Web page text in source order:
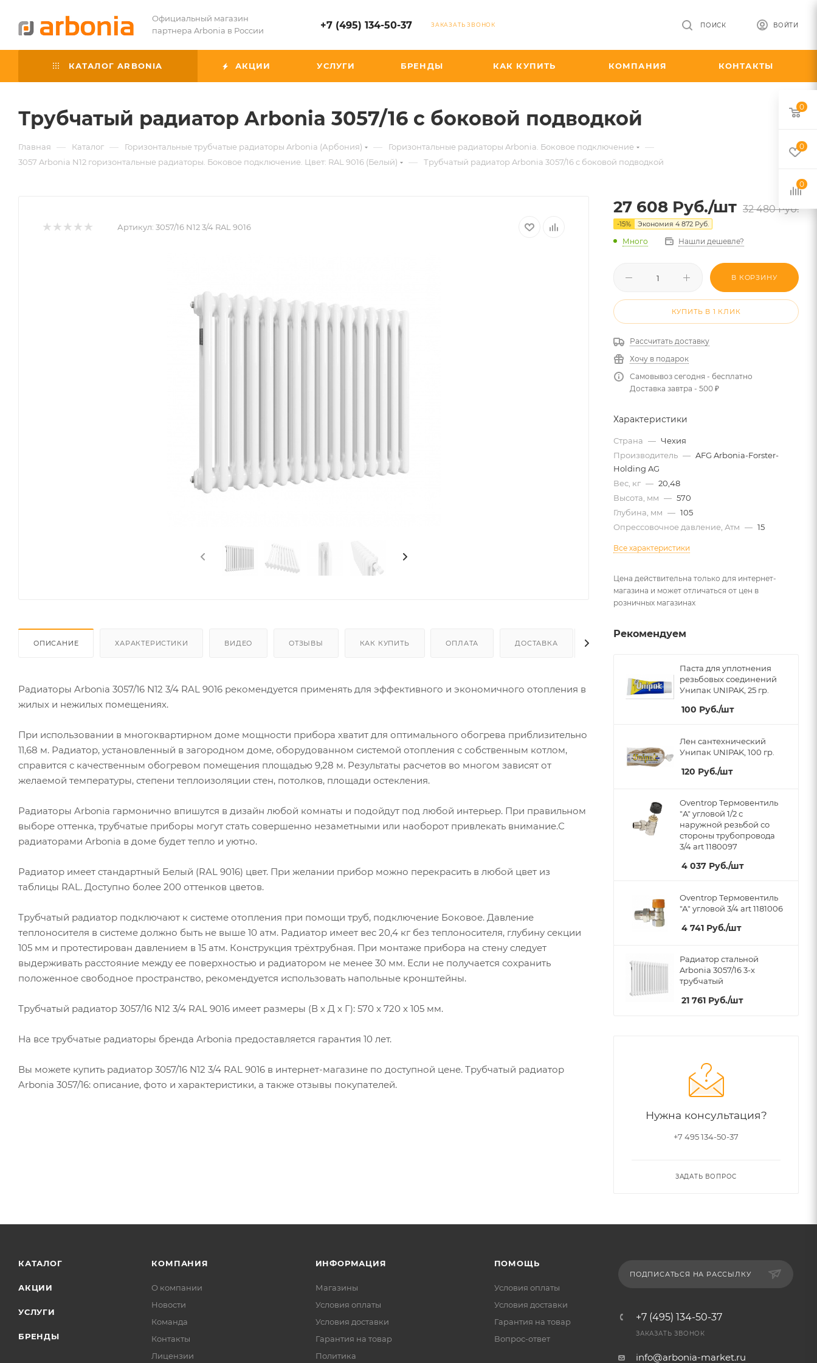
Официальный магазин
партнера Arbonia в России
+7 (495) 134-50-37 ЗАКАЗАТЬ ЗВОНОК ВОЙТИ
ПОИСК
КАТАЛОГ ARBONIA АКЦИИ УСЛУГИ БРЕНДЫ КАК КУПИТЬ КОМПАНИЯ КОНТАКТЫ
Трубчатый радиатор Arbonia 3057/16 с боковой подводкой
Главная — Каталог — Горизонтальные трубчатые радиаторы Arbonia (Арбония) — Горизонтальные радиаторы Arbonia. Боковое подключение —
3057 Arbonia N12 горизонтальные радиаторы. Боковое подключение. Цвет: RAL 9016 (Белый) — Трубчатый радиатор Arbonia 3057/16 с боковой подводкой
Артикул: 3057/16 N12 3/4 RAL 9016
ОПИСАНИЕ ХАРАКТЕРИСТИКИ ВИДЕО ОТЗЫВЫ КАК КУПИТЬ ОПЛАТА ДОСТАВКА
Радиаторы Arbonia 3057/16 N12 3/4 RAL 9016 рекомендуется применять для эффективного и экономичного отопления в
жилых и нежилых помещениях.
При использовании в многоквартирном доме мощности прибора хватит для оптимального обогрева приблизительно
11,68 м. Радиатор, установленный в загородном доме, оборудованном системой отопления с собственным котлом,
справится с качественным обогревом помещения площадью 9,28 м. Результаты расчетов во многом зависят от
желаемой температуры, степени теплоизоляции стен, потолков, площади остекления.
Радиаторы Arbonia гармонично впишутся в дизайн любой комнаты и подойдут под любой интерьер. При правильном
выборе оттенка, трубчатые приборы могут стать совершенно незаметными или наоборот привлекать внимание.С
радиаторами Аrbonia в доме будет тепло и уютно.
Радиатор имеет стандартный Белый (RAL 9016) цвет. При желании прибор можно перекрасить в любой цвет из
таблицы RAL. Доступно более 200 оттенков цветов.
Трубчатый радиатор подключают к системе отопления при помощи труб, подключение Боковое. Давление
теплоносителя в системе должно быть не выше 10 атм. Радиатор имеет вес 20,4 кг без теплоносителя, глубину секции
105 мм и протестирован давлением в 15 атм. Конструкция трёхтрубная. При монтаже прибора на стену следует
выдерживать расстояние между ее поверхностью и радиатором не менее 30 мм. Если не получается сохранить
положенное свободное пространство, рекомендуется использовать напольные кронштейны.
Трубчатый радиатор 3057/16 N12 3/4 RAL 9016 имеет размеры (В x Д x Г): 570 x 720 x 105 мм.
На все трубчатые радиаторы бренда Аrbonia предоставляется гарантия 10 лет.
Вы можете купить радиатор 3057/16 N12 3/4 RAL 9016 в интернет-магазине по доступной цене. Трубчатый радиатор
Arbonia 3057/16: описание, фото и характеристики, а также отзывы покупателей.
27 608 Руб./шт 32 480Руб.
-15% Экономия 4 872 Руб.
Много Нашли дешевле?
В КОРЗИНУ
КУПИТЬ В 1 КЛИК
Рассчитать доставку
Хочу в подарок
Самовывоз сегодня - бесплатно
Доставка завтра - 500 ₽
Характеристики
Страна — Чехия
Производитель — AFG Arbonia-Forster-
Holding AG
Вес, кг — 20,48
Высота, мм — 570
Глубина, мм — 105
Опрессовочное давление, Атм — 15
Все характеристики
Цена действительна только для интернет-
магазина и может отличаться от цен в
розничных магазинах
Рекомендуем
Паста для уплотнения
резьбовых соединений
Унипак UNIPAK, 25 гр.
100 Руб./шт
Лен сантехнический
Унипак UNIPAK, 100 гр.
120 Руб./шт
Oventrop Термовентиль
"A" угловой 1/2 с
наружной резьбой со
стороны трубопровода
3/4 art 1180097
4 037 Руб./шт
Oventrop Термовентиль
"А" угловой 3/4 art 1181006
4 741 Руб./шт
Радиатор стальной
Arbonia 3057/16 3-х
трубчатый
21 761 Руб./шт
Нужна консультация?
+7 495 134-50-37
ЗАДАТЬ ВОПРОС
КАТАЛОГ
АКЦИИ
УСЛУГИ
БРЕНДЫ
КОМПАНИЯ
О компании
Новости
Команда
Контакты
Лицензии
ИНФОРМАЦИЯ
Магазины
Условия оплаты
Условия доставки
Гарантия на товар
Политика
ПОМОЩЬ
Условия оплаты
Условия доставки
Гарантия на товар
Вопрос-ответ
ПОДПИСАТЬСЯ НА РАССЫЛКУ
+7 (495) 134-50-37
ЗАКАЗАТЬ ЗВОНОК
info@arbonia-market.ru
0
0
0